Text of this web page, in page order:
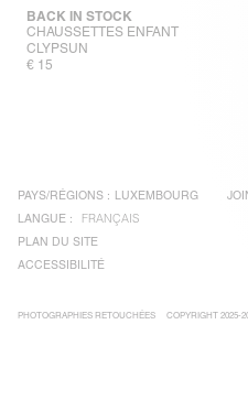
CHAUSSETTES ENFANT
CLYPSUN
BACK IN STOCK
€ 15
PAYS/RÉGIONS : LUXEMBOURG
LANGUE :
FRANÇAIS
PLAN DU SITE
ACCESSIBILITÉ
PHOTOGRAPHIES RETOUCHÉES COPYRIGHT 2025-